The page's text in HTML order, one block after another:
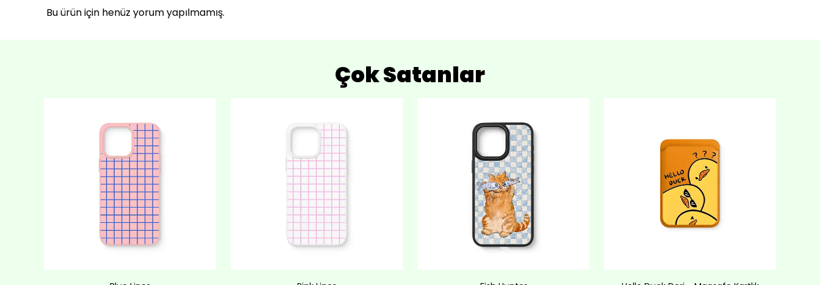
Bu ürün için henüz yorum yapılmamış.
Çok Satanlar